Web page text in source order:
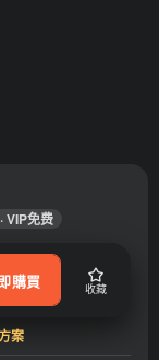
購買 收藏
VIP免费
案